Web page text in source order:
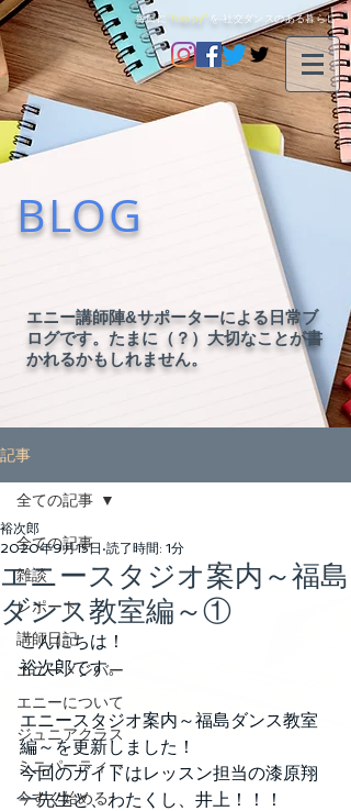
毎日に"happy" を-社交ダンスのある暮らし-
BLOG
エニー講師陣&サポーターによる日常ブ
ログです。たまに（？）大切なことが書
かれるかもしれません。
記事
全ての記事
雑談
レポート
講師日記
エニーメンバー
エニーについて
ジュニアクラス
ミニパーティー
今すぐ始める
全ての記事
エニースタジオ案内～福島
ダンス教室編～①
裕次郎
2020年9月15日 読了時間: 1分
こんにちは！
裕次郎です。
エニースタジオ案内～福島ダンス教室
編～を更新しました！
今回のガイドはレッスン担当の漆原翔
一先生と、わたくし、井上！！！